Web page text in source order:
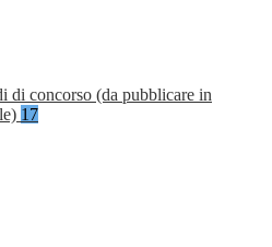
di concorso (da pubblicare in
17